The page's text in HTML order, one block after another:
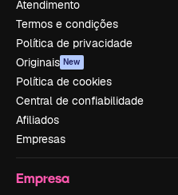
Atendimento
Termos e condições
Política de privacidade
Originais New
Política de cookies
Central de confiabilidade
Afiliados
Empresas
Empresa